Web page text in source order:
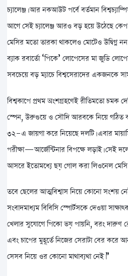
চ্যালেঞ্জ। আর নকআউট পর্বে বর্তমান
আগে সেই চ্যালেঞ্জ আরও বড় হয়ে উঠেছে কেপ
মেসির মতো তারকা থাকলেও মোটেও উদ্বিগ্ন
ব্যাক রবার্তো ‘পিকে’ লোপেসের মা জুডি
সবচেয়ে বড় ম্যাচে বিশ্বসেরাদের একজনকে
বিশ্বকাপে প্রথম অংশগ্রহণেই রীতিমতো চমক
স্পেন, উরুগুয়ে ও সৌদি আরবকে নিয়ে গঠিত
৩২-এ জায়গা করে নিয়েছে দলটি। এবার
পরীক্ষা—আর্জেন্টিনার বিপক্ষে লড়াই। সেই
আসরে ইতোমধ্যে ছয় গোল করা লিওনেল মেসি।
তবে ছেলের আত্মবিশ্বাস নিয়ে কোনো সংশয়
সংবাদমাধ্যম বিবিসি স্পোর্টসকে দেওয়া
খেলার সুযোগে পিকো ভয় পায়নি, বরং দারুণ
এবং চাপের মুহূর্তে নিজের সেরাটা বের করে
সেসব নিয়ে ওর কোনো মাথাব্যথা নেই।”